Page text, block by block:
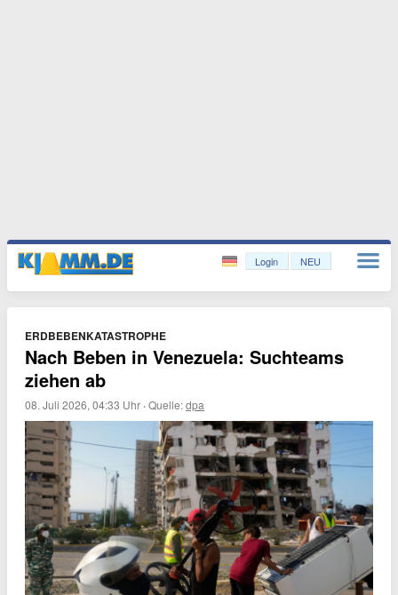
Login NEU
ERDBEBENKATASTROPHE
Nach Beben in Venezuela: Suchteams
ziehen ab
08. Juli 2026, 04:33 Uhr ·Quelle:dpa